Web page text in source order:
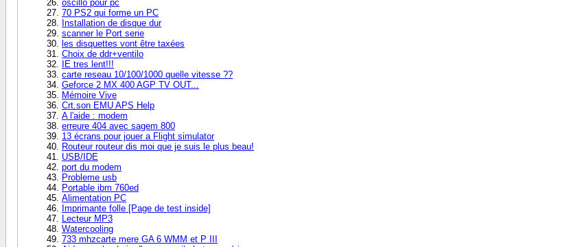
oscillo pour pc
70 PS2 qui forme un PC
Installation de disque dur
scanner le Port serie
les disquettes vont être taxées
Choix de ddr+ventilo
IE tres lent!!!
carte reseau 10/100/1000 quelle vitesse ??
Geforce 2 MX 400 AGP TV OUT...
Mémoire Vive
Crt.son EMU APS Help
A l'aide : modem
erreure 404 avec sagem 800
13 écrans pour jouer a Flight simulator
Routeur routeur dis moi que je suis le plus beau!
USB/IDE
port du modem
Probleme usb
Portable ibm 760ed
Alimentation PC
Imprimante folle [Page de test inside]
Lecteur MP3
Watercooling
733 mhzcarte mere GA 6 WMM et P III